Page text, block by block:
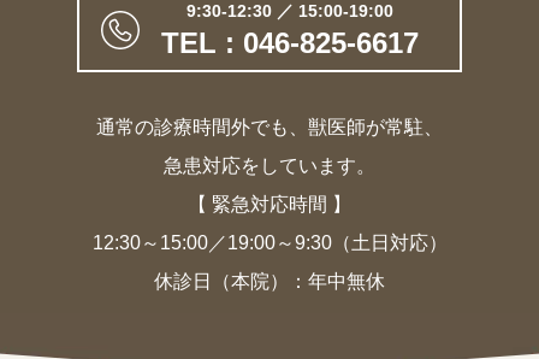
9:30-12:30 ／ 15:00-19:00
TEL : 046-825-6617
通常の診療時間外でも、獣医師が常駐、
急患対応をしています。
【 緊急対応時間 】
12:30～15:00／19:00～9:30（土日対応）
休診日（本院）：年中無休